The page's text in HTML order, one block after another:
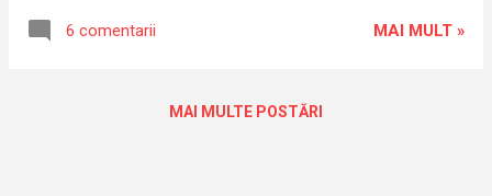
candidaturi decât locuri disponibile, candidații
informarea completă și respectarea unor
februarie 2026, într-un cadru de maximă
6 comentarii MAI MULT »
MAI MULTE POSTĂRI